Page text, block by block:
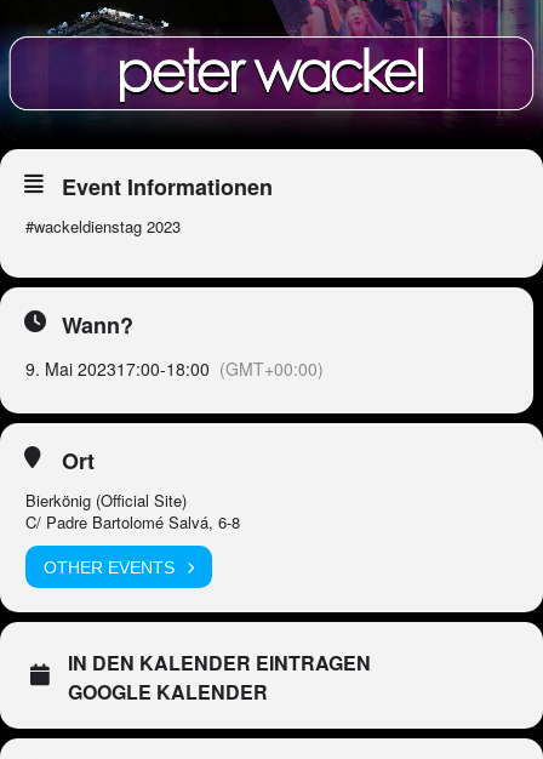
Event Informationen
#wackeldienstag 2023
Wann?
9. Mai 202317:00-18:00 (GMT+00:00)
Ort
Bierkönig (Official Site)
C/ Padre Bartolomé Salvá, 6-8
OTHER EVENTS
IN DEN KALENDER EINTRAGEN
GOOGLE KALENDER